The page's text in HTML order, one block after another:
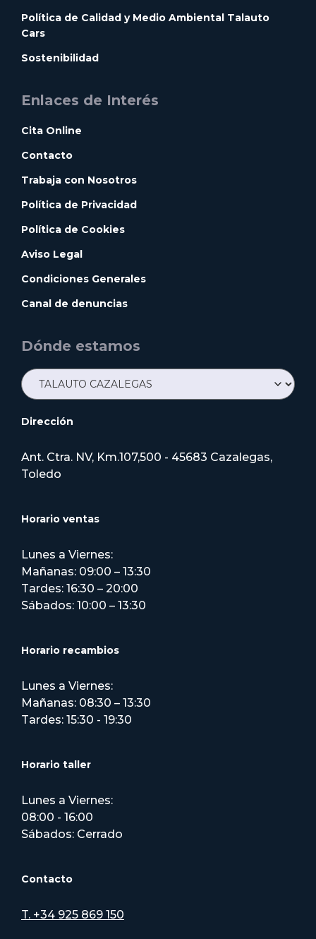
Política de Calidad y Medio Ambiental Talauto
Cars
Sostenibilidad
Enlaces de Interés
Cita Online
Contacto
Trabaja con Nosotros
Política de Privacidad
Política de Cookies
Aviso Legal
Condiciones Generales
Canal de denuncias
Dónde estamos
Dirección
Ant. Ctra. NV, Km.107,500 - 45683 Cazalegas,
Toledo
Horario ventas
Lunes a Viernes:
Mañanas: 09:00 – 13:30
Tardes: 16:30 – 20:00
Sábados: 10:00 – 13:30
Horario recambios
Lunes a Viernes:
Mañanas: 08:30 – 13:30
Tardes: 15:30 - 19:30
Horario taller
Lunes a Viernes:
08:00 - 16:00
Sábados: Cerrado
Contacto
T. +34 925 869 150